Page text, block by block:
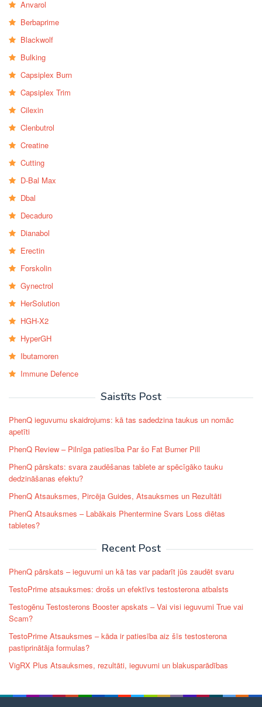
Anvarol
Berbaprime
Blackwolf
Bulking
Capsiplex Burn
Capsiplex Trim
Cilexin
Clenbutrol
Creatine
Cutting
D-Bal Max
Dbal
Decaduro
Dianabol
Erectin
Forskolin
Gynectrol
HerSolution
HGH-X2
HyperGH
Ibutamoren
Immune Defence
Saistīts Post
PhenQ ieguvumu skaidrojums: kā tas sadedzina taukus un nomāc
apetīti
PhenQ Review – Pilnīga patiesība Par šo Fat Burner Pill
PhenQ pārskats: svara zaudēšanas tablete ar spēcīgāko tauku
dedzināšanas efektu?
PhenQ Atsauksmes, Pircēja Guides, Atsauksmes un Rezultāti
PhenQ Atsauksmes – Labākais Phentermine Svars Loss diētas
tabletes?
Recent Post
PhenQ pārskats – ieguvumi un kā tas var padarīt jūs zaudēt svaru
TestoPrime atsauksmes: drošs un efektīvs testosterona atbalsts
Testogēnu Testosterons Booster apskats – Vai visi ieguvumi True vai
Scam?
TestoPrime Atsauksmes – kāda ir patiesība aiz šīs testosterona
pastiprinātāja formulas?
VigRX Plus Atsauksmes, rezultāti, ieguvumi un blakusparādības